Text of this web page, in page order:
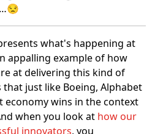
what's happening at
appalling example of how
at delivering this kind of
just like Boeing, Alphabet
economy wins in the context
when you look at how our
innovators, you